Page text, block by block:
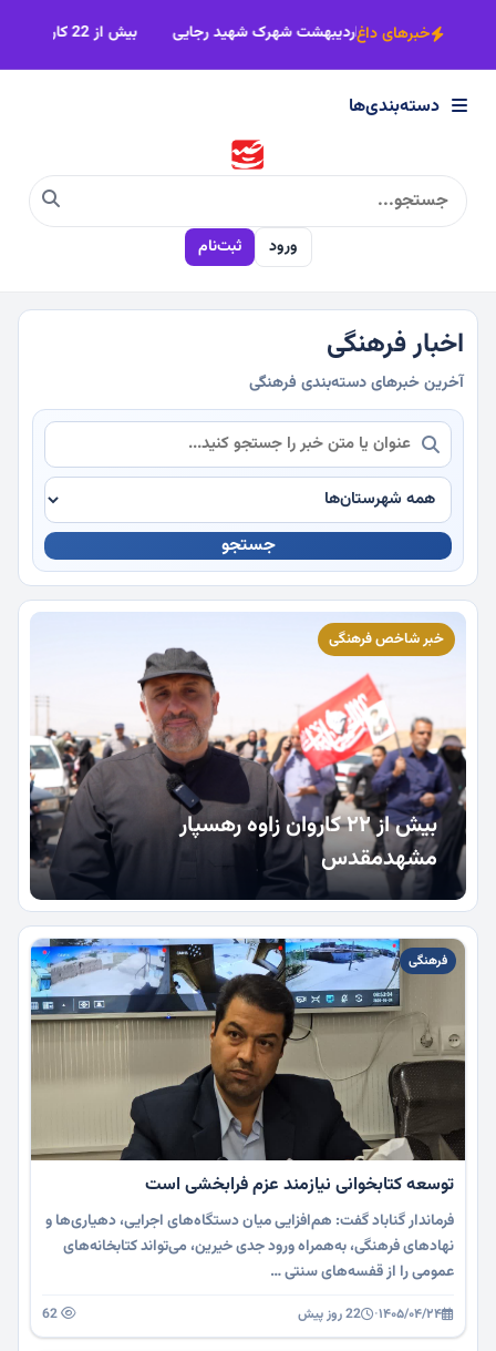
×
دسته‌بندی‌ها
سیاسی
اجتماعی
فرهنگی
ورزشی
چندرسانه
خبرهای داغ شد مزاحمت موتورسواران در بوستان اردیبهشت شهرک شهید رجایی
دسته‌بندی‌ها
ورود ثبت‌نام
اخبار فرهنگی
آخرین خبرهای دسته‌بندی فرهنگی
جستجو
خبر شاخص فرهنگی
بیش از 22 کاروان زاوه رهسپار
مشهدمقدس
فرهنگی
توسعه کتابخوانی نیازمند عزم فرابخشی است
فرماندار گناباد گفت: هم‌افزایی میان دستگاه‌های اجرایی، دهیاری‌ها و
نهادهای فرهنگی، به‌همراه ورود جدی خیرین، می‌تواند کتابخانه‌های
عمومی را از قفسه‌های سنتی …
۱۴۰۵/۰۴/۲۴· 22 روز پیش